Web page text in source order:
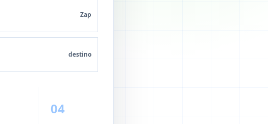
Zap
destino
04